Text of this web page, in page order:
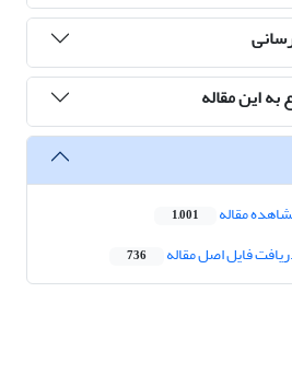
به این مقاله
مقاله 1,001
فایل اصل مقاله 736